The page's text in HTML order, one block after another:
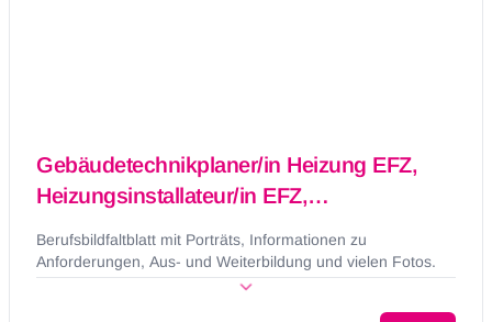
Gebäudetechnikplaner/in Heizung EFZ,
Heizungsinstallateur/in EFZ,
Berufsbildfaltblatt mit Porträts, Informationen zu
Anforderungen, Aus- und Weiterbildung und vielen Fotos.